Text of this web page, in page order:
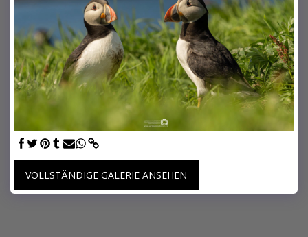
VOLLSTÄNDIGE GALERIE ANSEHEN